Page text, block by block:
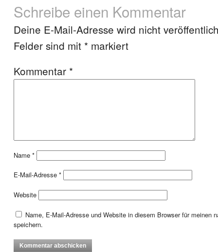
Schreibe einen Kommentar
Deine E-Mail-Adresse wird nicht
Felder sind mit * markiert
Kommentar *
Name *
E-Mail-Adresse *
Website
Name, E-Mail-Adresse und Website in diesem Browser für meinen
speichern.